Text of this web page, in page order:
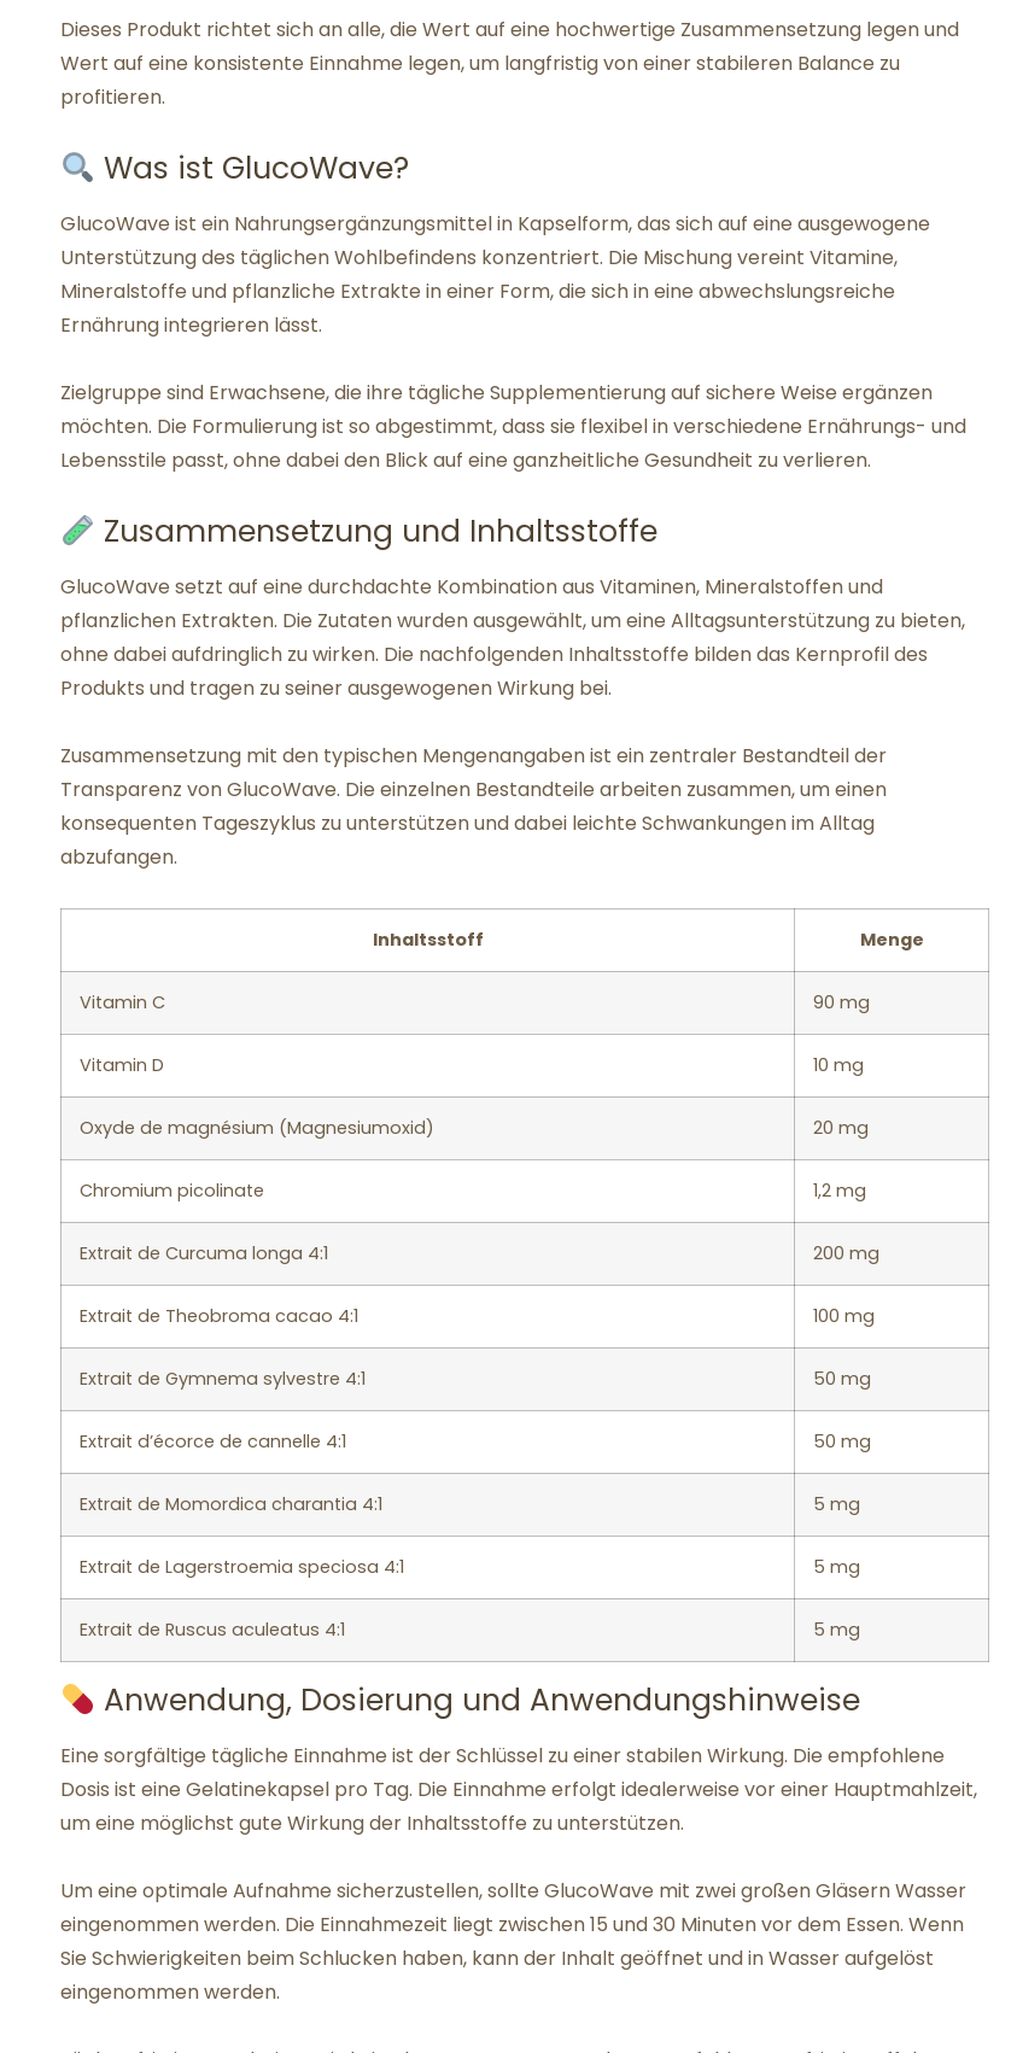
Dieses Produkt richtet sich an alle, die Wert auf eine hochwertige Zusammensetzung legen und
Wert auf eine konsistente Einnahme legen, um langfristig von einer stabileren Balance zu
profitieren.
Was ist GlucoWave?
GlucoWave ist ein Nahrungsergänzungsmittel in Kapselform, das sich auf eine ausgewogene
Unterstützung des täglichen Wohlbefindens konzentriert. Die Mischung vereint Vitamine,
Mineralstoffe und pflanzliche Extrakte in einer Form, die sich in eine abwechslungsreiche
Ernährung integrieren lässt.
Zielgruppe sind Erwachsene, die ihre tägliche Supplementierung auf sichere Weise ergänzen
möchten. Die Formulierung ist so abgestimmt, dass sie flexibel in verschiedene Ernährungs- und
Lebensstile passt, ohne dabei den Blick auf eine ganzheitliche Gesundheit zu verlieren.
Zusammensetzung und Inhaltsstoffe
GlucoWave setzt auf eine durchdachte Kombination aus Vitaminen, Mineralstoffen und
pflanzlichen Extrakten. Die Zutaten wurden ausgewählt, um eine Alltagsunterstützung zu bieten,
ohne dabei aufdringlich zu wirken. Die nachfolgenden Inhaltsstoffe bilden das Kernprofil des
Produkts und tragen zu seiner ausgewogenen Wirkung bei.
Zusammensetzung mit den typischen Mengenangaben ist ein zentraler Bestandteil der
Transparenz von GlucoWave. Die einzelnen Bestandteile arbeiten zusammen, um einen
konsequenten Tageszyklus zu unterstützen und dabei leichte Schwankungen im Alltag
abzufangen.
Inhaltsstoff Menge
Vitamin C 90 mg
Vitamin D 10 mg
Oxyde de magnésium (Magnesiumoxid) 20 mg
Chromium picolinate 1,2 mg
Extrait de Curcuma longa 4:1 200 mg
Extrait de Theobroma cacao 4:1 100 mg
Extrait de Gymnema sylvestre 4:1 50 mg
Extrait d’écorce de cannelle 4:1 50 mg
Extrait de Momordica charantia 4:1 5 mg
Extrait de Lagerstroemia speciosa 4:1 5 mg
Extrait de Ruscus aculeatus 4:1 5 mg
Anwendung, Dosierung und Anwendungshinweise
Eine sorgfältige tägliche Einnahme ist der Schlüssel zu einer stabilen Wirkung. Die empfohlene
Dosis ist eine Gelatinekapsel pro Tag. Die Einnahme erfolgt idealerweise vor einer Hauptmahlzeit,
um eine möglichst gute Wirkung der Inhaltsstoffe zu unterstützen.
Um eine optimale Aufnahme sicherzustellen, sollte GlucoWave mit zwei großen Gläsern Wasser
eingenommen werden. Die Einnahmezeit liegt zwischen 15 und 30 Minuten vor dem Essen. Wenn
Sie Schwierigkeiten beim Schlucken haben, kann der Inhalt geöffnet und in Wasser aufgelöst
eingenommen werden.